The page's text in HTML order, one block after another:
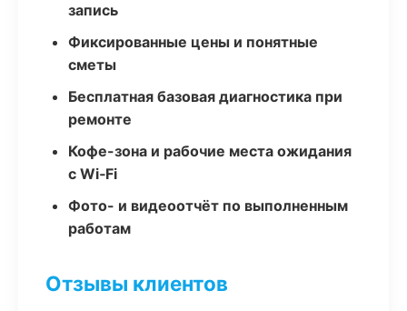
запись
Фиксированные цены и понятные
сметы
Бесплатная базовая диагностика при
ремонте
Кофе-зона и рабочие места ожидания
с Wi‑Fi
Фото- и видеоотчёт по выполненным
работам
Отзывы клиентов